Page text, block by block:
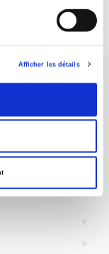
Afficher les détails
student use, and to